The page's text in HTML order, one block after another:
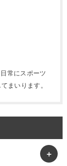
常にスポーツ
まいります。